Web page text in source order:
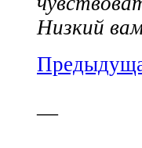
Низкий
—